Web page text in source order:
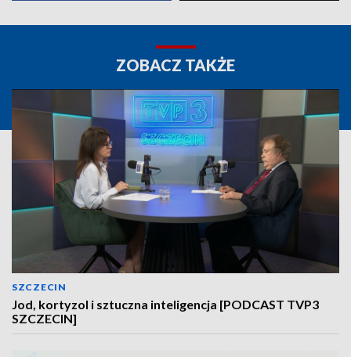
ZOBACZ TAKŻE
SZCZECIN
Jod, kortyzol i sztuczna inteligencja [PODCAST TVP3
SZCZECIN]